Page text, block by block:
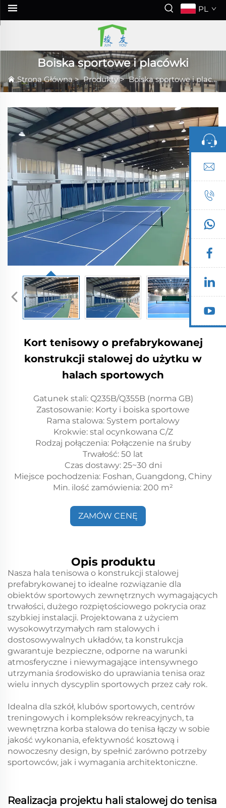
PL
Boiska sportowe i placówki
Strona Główna>Produkty>Boiska sportowe i placówki
Kort tenisowy o prefabrykowanej
konstrukcji stalowej do użytku w
halach sportowych
Gatunek stali: Q235B/Q355B (norma GB)
Zastosowanie: Korty i boiska sportowe
Rama stalowa: System portalowy
Krokwie: stal ocynkowana C/Z
Rodzaj połączenia: Połączenie na śruby
Trwałość: 50 lat
Czas dostawy: 25~30 dni
Miejsce pochodzenia: Foshan, Guangdong, Chiny
Min. ilość zamówienia: 200 m²
ZAMÓW CENĘ
Opis produktu
Nasza hala tenisowa o konstrukcji stalowej
prefabrykowanej to idealne rozwiązanie dla
obiektów sportowych zewnętrznych wymagających
trwałości, dużego rozpiętościowego pokrycia oraz
szybkiej instalacji. Projektowana z użyciem
wysokowytrzymałych ram stalowych i
dostosowywalnych układów, ta konstrukcja
gwarantuje bezpieczne, odporne na warunki
atmosferyczne i niewymagające intensywnego
utrzymania środowisko do uprawiania tenisa oraz
wielu innych dyscyplin sportowych przez cały rok.
Idealna dla szkół, klubów sportowych, centrów
treningowych i kompleksów rekreacyjnych, ta
wewnętrzna korba stalowa do tenisa łączy w sobie
jakość wykonania, efektywność kosztową i
nowoczesny design, by spełnić zarówno potrzeby
sportowców, jak i wymagania architektoniczne.
Realizacja projektu hali stalowej do tenisa